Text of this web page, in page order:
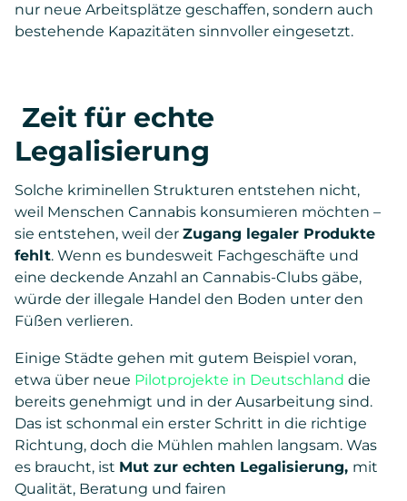
nur neue Arbeitsplätze geschaffen, sondern auch
bestehende Kapazitäten sinnvoller eingesetzt.
Zeit für echte
Legalisierung
Solche kriminellen Strukturen entstehen nicht,
weil Menschen Cannabis konsumieren möchten –
sie entstehen, weil der Zugang legaler Produkte
fehlt. Wenn es bundesweit Fachgeschäfte und
eine deckende Anzahl an Cannabis-Clubs gäbe,
würde der illegale Handel den Boden unter den
Füßen verlieren.
Einige Städte gehen mit gutem Beispiel voran,
etwa über neue Pilotprojekte in Deutschland die
bereits genehmigt und in der Ausarbeitung sind.
Das ist schonmal ein erster Schritt in die richtige
Richtung, doch die Mühlen mahlen langsam. Was
es braucht, ist Mut zur echten Legalisierung, mit
Qualität, Beratung und fairen